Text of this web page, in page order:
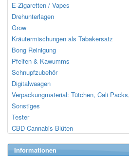
E-Zigaretten / Vapes
Drehunterlagen
Grow
Kräutermischungen als Tabakersatz
Bong Reinigung
Pfeifen & Kawumms
Schnupfzubehör
Digitalwaagen
Verpackungmaterial: Tütchen, Cali
Sonstiges
Tester
CBD Cannabis Blüten
Informationen